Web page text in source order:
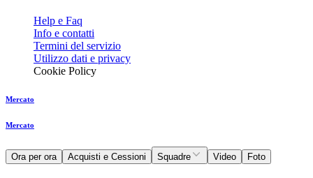
Help e Faq
Info e contatti
Termini del servizio
Utilizzo dati e privacy
Cookie Policy
Mercato
Mercato
Ora per ora Acquisti e Cessioni Squadre Video Foto